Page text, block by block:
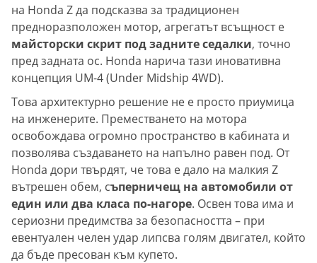
на Honda Z да подсказва за традиционен
предноразположен мотор, агрегатът всъщност е
майсторски скрит под задните седалки, точно
пред задната ос. Honda нарича тази иновативна
концепция UM-4 (Under Midship 4WD).
Това архитектурно решение не е просто приумица
на инженерите. Преместването на мотора
освобождава огромно пространство в кабината и
позволява създаването на напълно равен под. От
Honda дори твърдят, че това е дало на малкия Z
вътрешен обем, съперничещ на автомобили от
един или два класа по-нагоре. Освен това има и
сериозни предимства за безопасността – при
евентуален челен удар липсва голям двигател, който
да бъде пресован към купето.